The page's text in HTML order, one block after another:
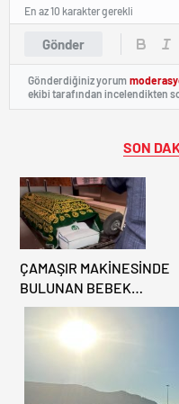
Gönder
En az 10 karakter gerekli
Gönderdiğiniz yorum
ekibi tarafından incelendikten
SON
ÇAMAŞIR MAKİNESİNDE
BULUNAN BEBEK
CENAZESİ ŞOK ETTİ